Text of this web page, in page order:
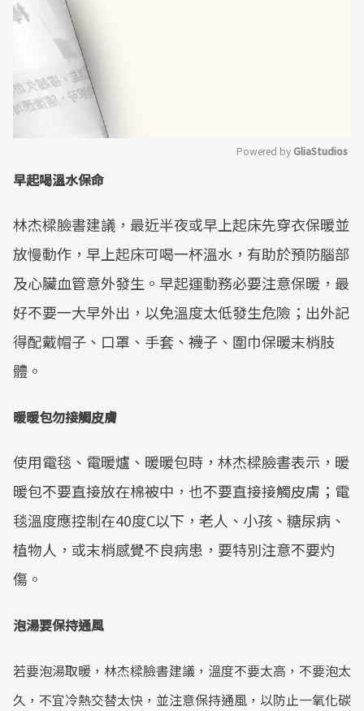
Powered by GliaStudios
早起喝溫水保命
林杰樑臉書建議，最近半夜或早上起床先穿衣保暖並
放慢動作，早上起床可喝一杯溫水，有助於預防腦部
及心臟血管意外發生。早起運動務必要注意保暖，最
好不要一大早外出，以免溫度太低發生危險；出外記
得配戴帽子、口罩、手套、襪子、圍巾保暖末梢肢
體。
暖暖包勿接觸皮膚
使用電毯、電暖爐、暖暖包時，林杰樑臉書表示，暖
暖包不要直接放在棉被中，也不要直接接觸皮膚；電
毯溫度應控制在40度C以下，老人、小孩、糖尿病、
植物人，或末梢感覺不良病患，要特別注意不要灼
傷。
泡湯要保持通風
若要泡湯取暖，林杰樑臉書建議，溫度不要太高，不要泡太
久，不宜冷熱交替太快，並注意保持通風，以防止一氧化碳